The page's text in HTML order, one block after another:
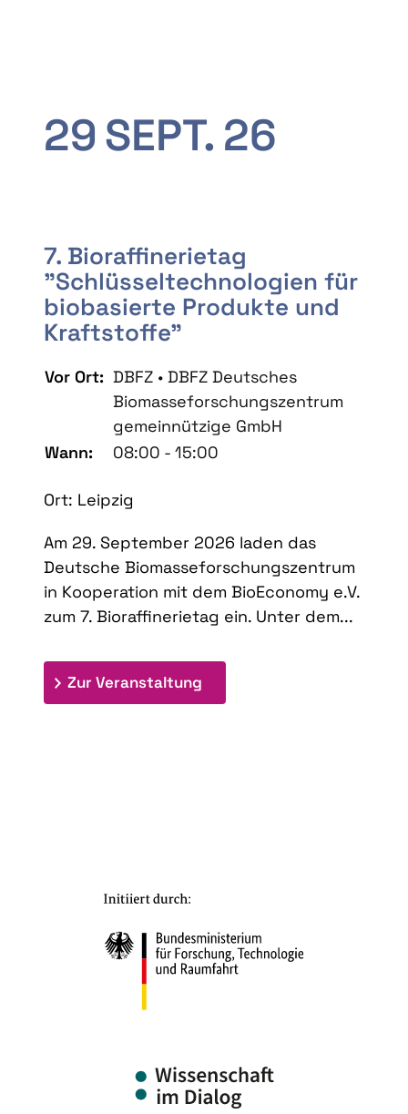
29SEPT. 26
7. Bioraffinerietag
"Schlüsseltechnologien für
biobasierte Produkte und
Kraftstoffe"
Vor Ort: DBFZ • DBFZ Deutsches
Biomasseforschungszentrum
gemeinnützige GmbH
Wann:
08:00 - 15:00
Ort: Leipzig
Am 29. September 2026 laden das
Deutsche Biomasseforschungszentrum
in Kooperation mit dem BioEconomy e.V.
zum 7. Bioraffinerietag ein. Unter dem...
Zur Veranstaltung